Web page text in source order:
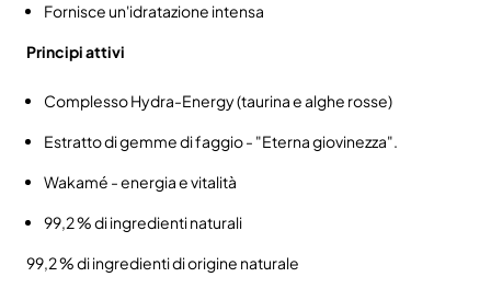
Fornisce un'idratazione intensa
Principi attivi
Complesso Hydra-Energy (taurina e alghe rosse)
Estratto di gemme di faggio - "Eterna giovinezza".
Wakamé - energia e vitalità
99,2 % di ingredienti naturali
99,2 % di ingredienti di origine naturale